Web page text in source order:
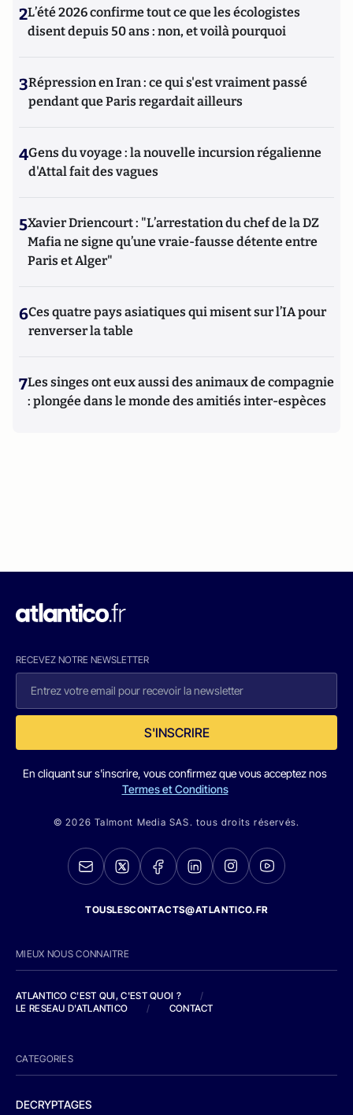
2L’été 2026 confirme tout ce que les écologistes
disent depuis 50 ans : non, et voilà pourquoi
3Répression en Iran : ce qui s'est vraiment passé
pendant que Paris regardait ailleurs
4Gens du voyage : la nouvelle incursion régalienne
d'Attal fait des vagues
5Xavier Driencourt : "L’arrestation du chef de la DZ
Mafia ne signe qu’une vraie-fausse détente entre
Paris et Alger"
6Ces quatre pays asiatiques qui misent sur l’IA pour
renverser la table
7Les singes ont eux aussi des animaux de compagnie
: plongée dans le monde des amitiés inter-espèces
RECEVEZ NOTRE NEWSLETTER
S'INSCRIRE
En cliquant sur s'inscrire, vous confirmez que vous acceptez nos
Termes et Conditions
© 2026 Talmont Media SAS. tous droits réservés.
TOUSLESCONTACTS@ATLANTICO.FR
MIEUX NOUS CONNAITRE
ATLANTICO C'EST QUI, C'EST QUOI ?
/
LE RESEAU D'ATLANTICO
/ CONTACT
CATEGORIES
DECRYPTAGES